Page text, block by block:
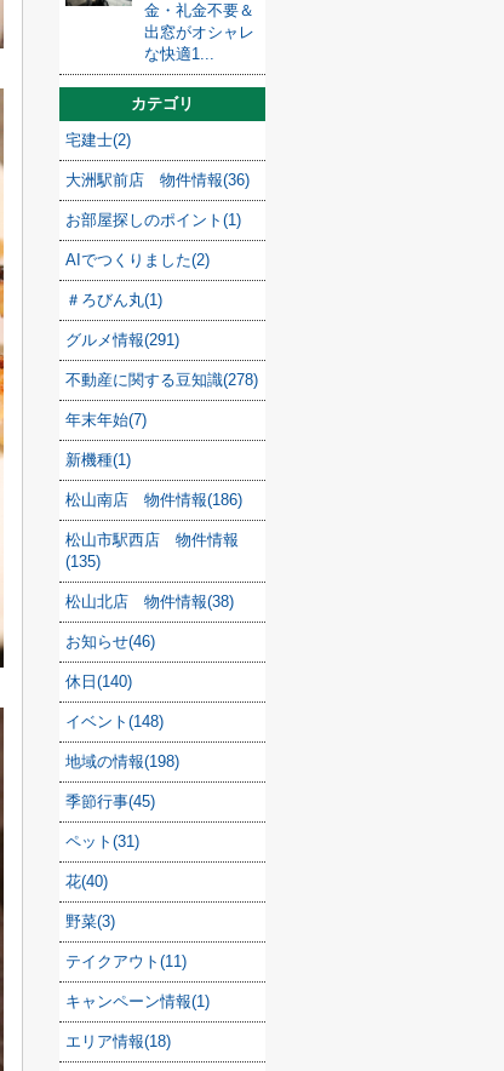
金・礼金不要＆
出窓がオシャレ
な快適1...
カテゴリ
宅建士(2)
大洲駅前店 物件情報(36)
お部屋探しのポイント(1)
AIでつくりました(2)
＃ろびん丸(1)
グルメ情報(291)
不動産に関する豆知識(278)
年末年始(7)
新機種(1)
松山南店 物件情報(186)
松山市駅西店 物件情報
(135)
松山北店 物件情報(38)
お知らせ(46)
休日(140)
イベント(148)
地域の情報(198)
季節行事(45)
ペット(31)
花(40)
野菜(3)
テイクアウト(11)
キャンペーン情報(1)
エリア情報(18)